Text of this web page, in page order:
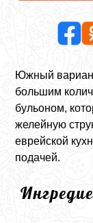
Южный
большим
бульоном,
желейную
еврейской
подачей.